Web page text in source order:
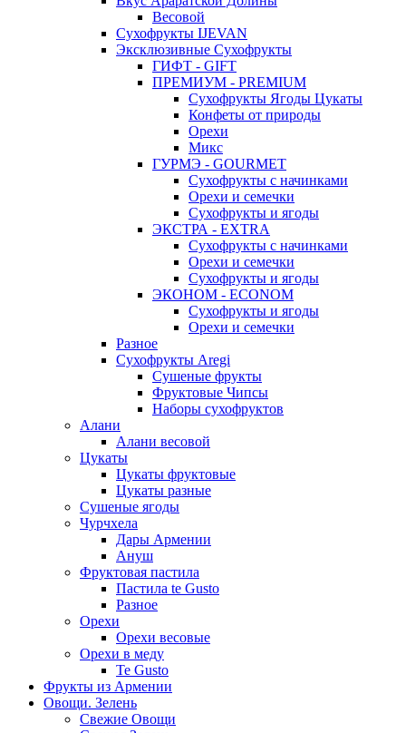
Весовой
Сухофрукты IJEVAN
Эксклюзивные Сухофрукты
ГИФТ - GIFT
ПРЕМИУМ - PREMIUM
Сухофрукты Ягоды Цукаты
Конфеты от природы
Орехи
Микс
ГУРМЭ - GOURMET
Сухофрукты с начинками
Орехи и семечки
Сухофрукты и ягоды
ЭКСТРА - EXTRA
Сухофрукты с начинками
Орехи и семечки
Сухофрукты и ягоды
ЭКОНОМ - ECONOM
Сухофрукты и ягоды
Орехи и семечки
Разное
Сухофрукты Aregi
Сушеные фрукты
Фруктовые Чипсы
Наборы сухофруктов
Алани
Алани весовой
Цукаты
Цукаты фруктовые
Цукаты разные
Сушеные ягоды
Чурчхела
Дары Армении
Ануш
Фруктовая пастила
Пастила te Gusto
Разное
Орехи
Орехи весовые
Орехи в меду
Te Gusto
Фрукты из Армении
Овощи. Зелень
Свежие Овощи